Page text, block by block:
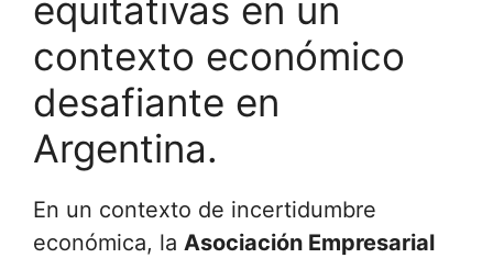
equitativas en un
contexto económico
desafiante en
Argentina.
En un contexto de incertidumbre
económica, la Asociación Empresarial